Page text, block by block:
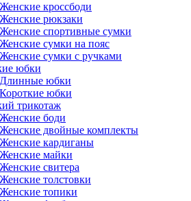
Женские кроссбоди
Женские рюкзаки
Женские спортивные сумки
Женские сумки на пояс
Женские сумки с ручками
юбки
Длинные юбки
Короткие юбки
трикотаж
Женские боди
Женские двойные комплекты
Женские кардиганы
Женские майки
Женские свитера
Женские толстовки
Женские топики